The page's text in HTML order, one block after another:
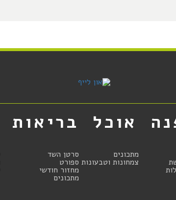
אוכל
מתכונים
צמחונות וטבעונות
בריאות
סרטן השד
ספורט
מחזור חודשי
מתכונים